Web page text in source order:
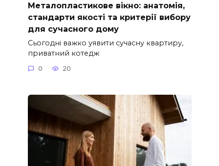
Металопластикове вікно: анатомія,
стандарти якості та критерії вибору
для сучасного дому
Сьогодні важко уявити сучасну квартиру,
приватний котедж
0 20